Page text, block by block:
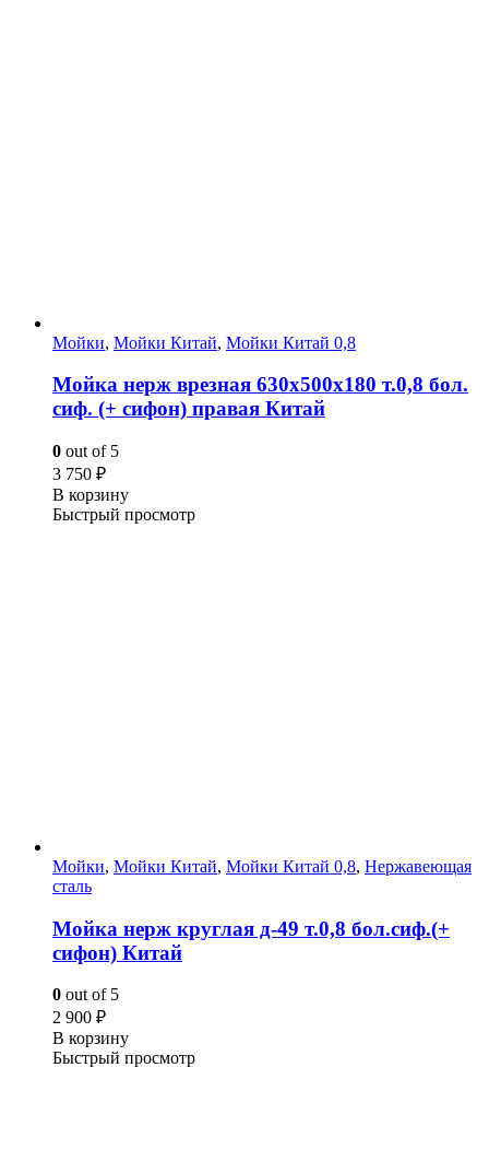
Мойки, Мойки Китай, Мойки Китай 0,8
Мойка нерж врезная 630х500х180 т.0,8 бол.
сиф. (+ сифон) правая Китай
0 out of 5
3 750 ₽
В корзину
Быстрый просмотр
Мойки, Мойки Китай, Мойки Китай 0,8, Нержавеющая
сталь
Мойка нерж круглая д-49 т.0,8 бол.сиф.(+
сифон) Китай
0 out of 5
2 900 ₽
В корзину
Быстрый просмотр